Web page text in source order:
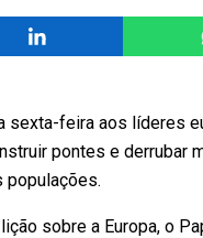
sexta-feira aos líderes
pontes e derrubar
populações.
sobre a Europa, o